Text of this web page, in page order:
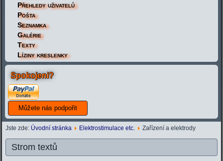
Přehledy uživatelů
Pošta
Seznamka
Galérie
Texty
Líziny kreslenky
Spokojeni?
Jste zde: Úvodní stránka Elektrostimulace etc. Zařízení a elektrody
Strom textů